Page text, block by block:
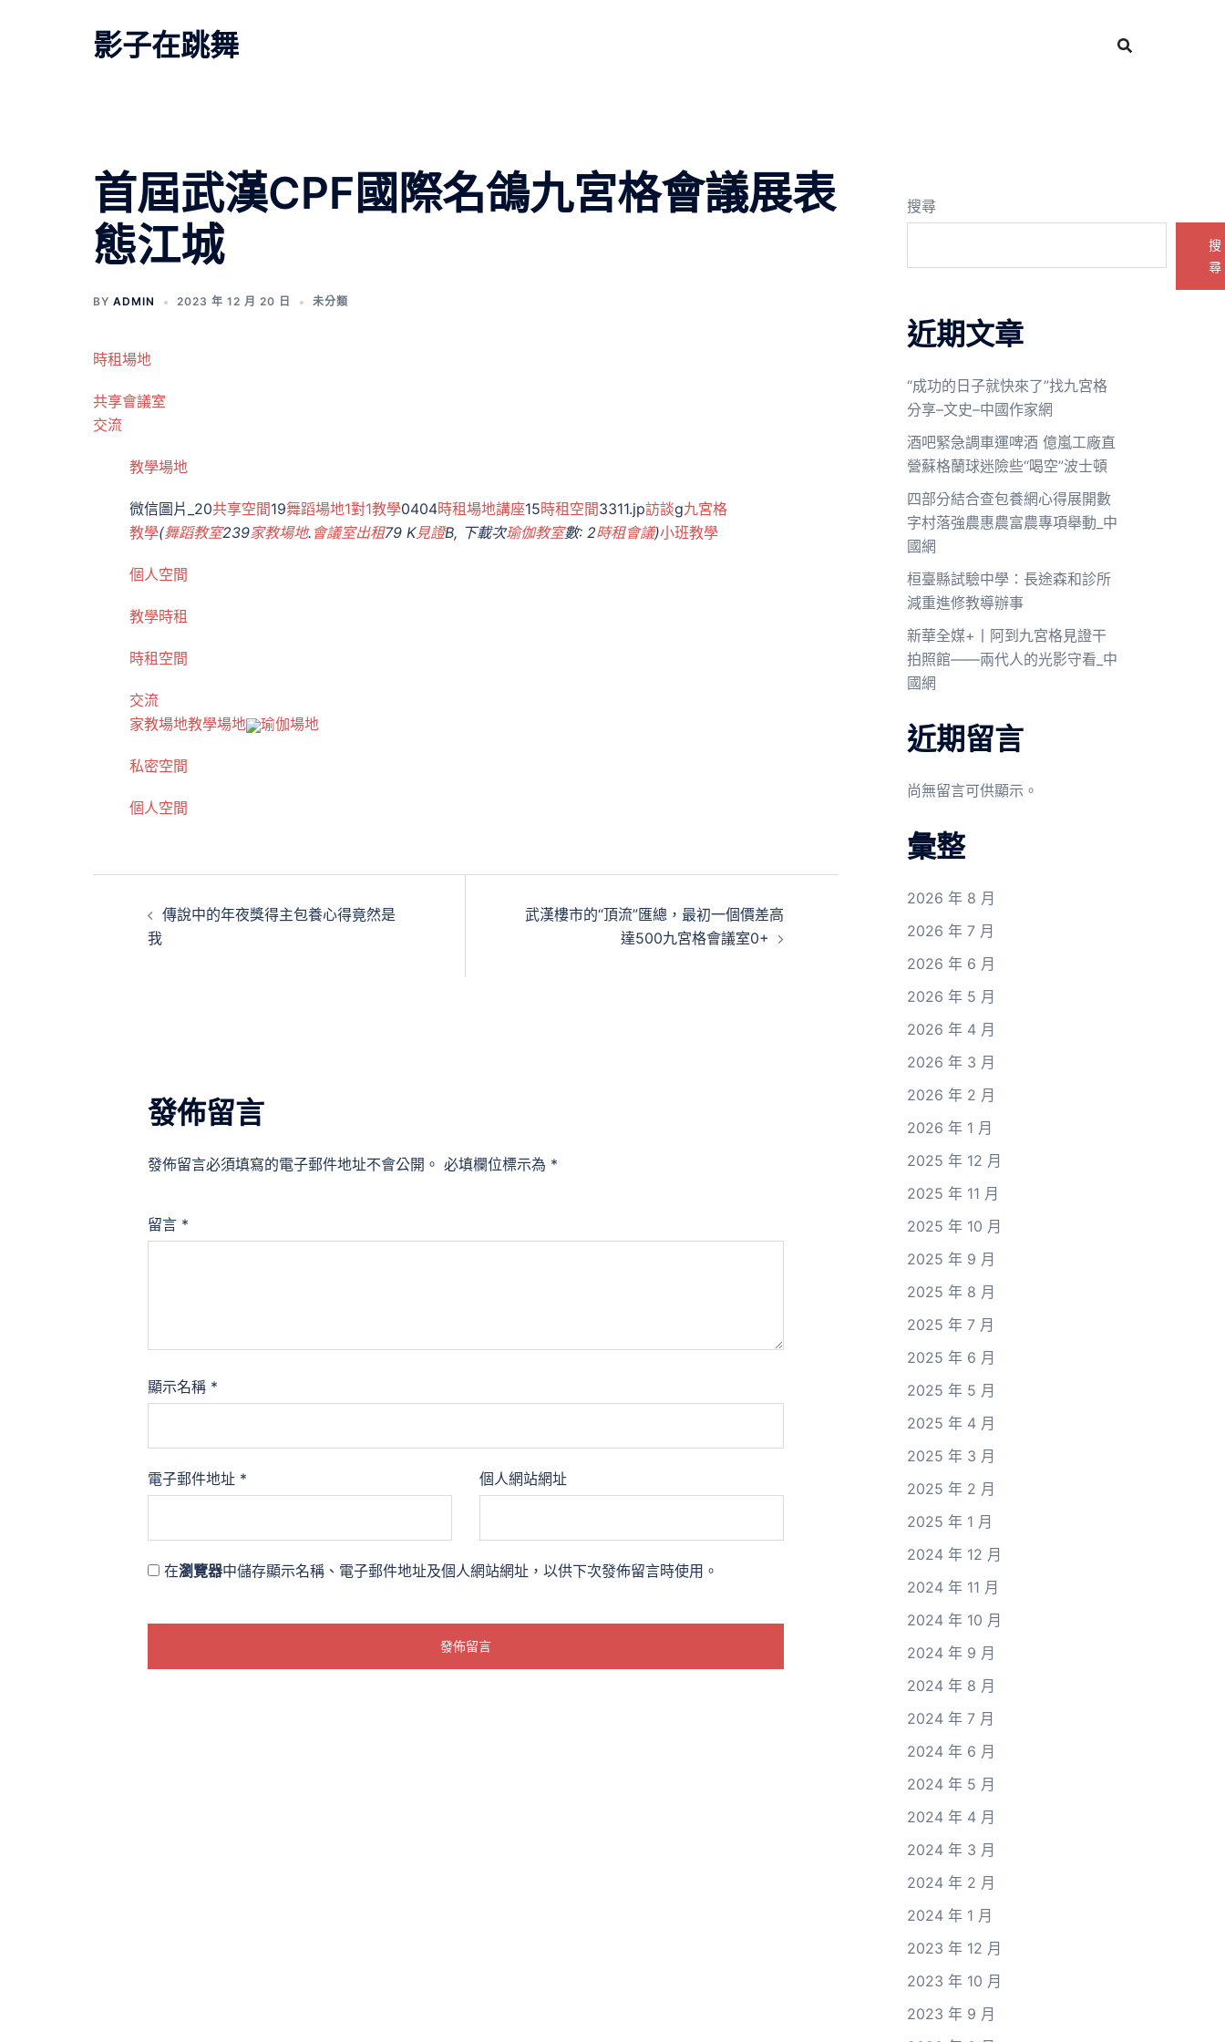
影子在跳舞
首屆武漢CPF國際名鴿九宮格會議展表
態江城
BY ADMIN 2023 年 12 月 20 日 未分類
時租場地
共享會議室
交流
教學場地
微信圖片_20共享空間19舞蹈場地1對1教學0404時租場地講座15時租空間3311.jp訪談g九宮格
教學(舞蹈教室239家教場地. 會議室出租79 K見證B, 下載次瑜伽教室數: 2時租會議)小班教學
個人空間
教學時租
時租空間
交流
家教場地教學場地 瑜伽場地
私密空間
個人空間
傳說中的年夜獎得主包養心得竟然是
我
武漢樓市的“頂流”匯總，最初一個價差高
達500九宮格會議室0+
發佈留言
發佈留言必須填寫的電子郵件地址不會公開。 必填欄位標示為 *
留言 *
顯示名稱 *
電子郵件地址 * 個人網站網址
在瀏覽器中儲存顯示名稱、電子郵件地址及個人網站網址，以供下次發佈留言時使用。
搜尋
搜
尋
近期文章
“成功的日子就快來了”找九宮格
分享–文史–中國作家網
酒吧緊急調車運啤酒 億嵐工廠直
營蘇格蘭球迷險些“喝空”波士頓
四部分結合查包養網心得展開數
字村落強農惠農富農專項舉動_中
國網
桓臺縣試驗中學：長途森和診所
減重進修教導辦事
新華全媒+丨阿到九宮格見證干
拍照館——兩代人的光影守看_中
國網
近期留言
尚無留言可供顯示。
彙整
2026 年 8 月
2026 年 7 月
2026 年 6 月
2026 年 5 月
2026 年 4 月
2026 年 3 月
2026 年 2 月
2026 年 1 月
2025 年 12 月
2025 年 11 月
2025 年 10 月
2025 年 9 月
2025 年 8 月
2025 年 7 月
2025 年 6 月
2025 年 5 月
2025 年 4 月
2025 年 3 月
2025 年 2 月
2025 年 1 月
2024 年 12 月
2024 年 11 月
2024 年 10 月
2024 年 9 月
2024 年 8 月
2024 年 7 月
2024 年 6 月
2024 年 5 月
2024 年 4 月
2024 年 3 月
2024 年 2 月
2024 年 1 月
2023 年 12 月
2023 年 10 月
2023 年 9 月